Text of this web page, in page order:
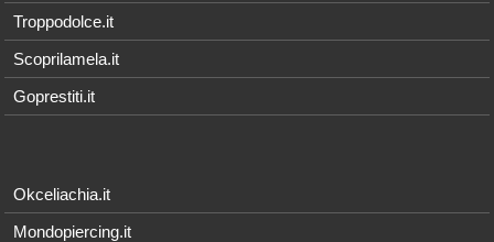
Troppodolce.it
Scoprilamela.it
Goprestiti.it
Okceliachia.it
Mondopiercing.it